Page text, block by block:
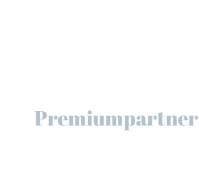
Premiumpartner